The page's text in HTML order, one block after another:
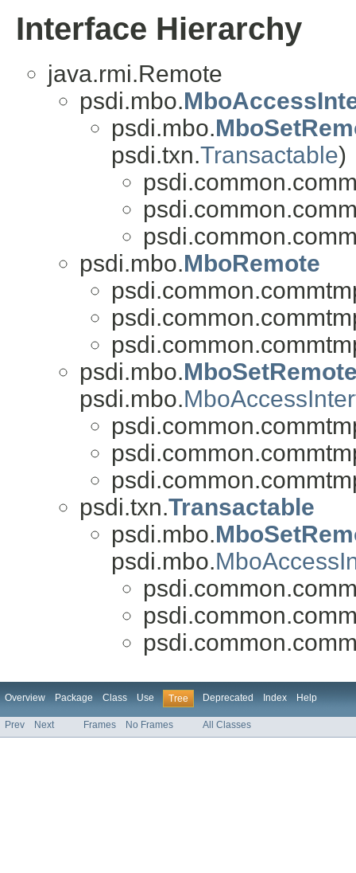
Interface Hierarchy
java.rmi.Remote
psdi.mbo.
psdi.mbo.
psdi.txn.Transactable)
psdi.mbo.MboRemote
psdi.mbo.
psdi.mbo.
psdi.txn.Transactable
psdi.mbo.
psdi.mbo.
Overview Package Class Use Tree Deprecated Index Help
Prev Next Frames No Frames All Classes